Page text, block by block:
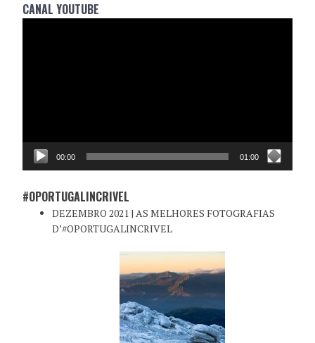
CANAL YOUTUBE
00:00 01:00
#OPORTUGALINCRIVEL
DEZEMBRO 2021 | AS MELHORES FOTOGRAFIAS
D’#OPORTUGALINCRIVEL